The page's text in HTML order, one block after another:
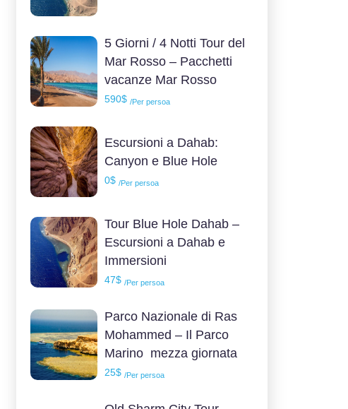
5 Giorni / 4 Notti Tour del
Mar Rosso – Pacchetti
vacanze Mar Rosso
590$ /Per persoa
Escursioni a Dahab:
Canyon e Blue Hole
0$ /Per persoa
Tour Blue Hole Dahab –
Escursioni a Dahab e
Immersioni
47$ /Per persoa
Parco Nazionale di Ras
Mohammed – Il Parco
Marino mezza giornata
25$ /Per persoa